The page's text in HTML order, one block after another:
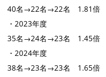
40名→22名→22名 1.81倍
・2023年度
35名→24名→23名 1.45倍
・2024年度
38名→23名→23名 1.65倍